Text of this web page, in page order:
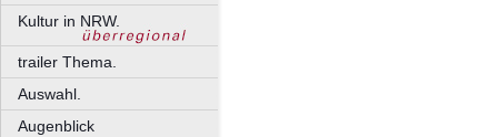
Kultur in NRW.
trailer Thema.
Auswahl.
Augenblick